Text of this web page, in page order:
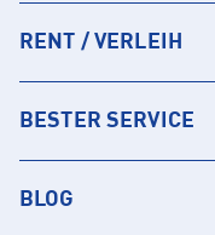
RENT / VERLEIH
BESTER SERVICE
BLOG